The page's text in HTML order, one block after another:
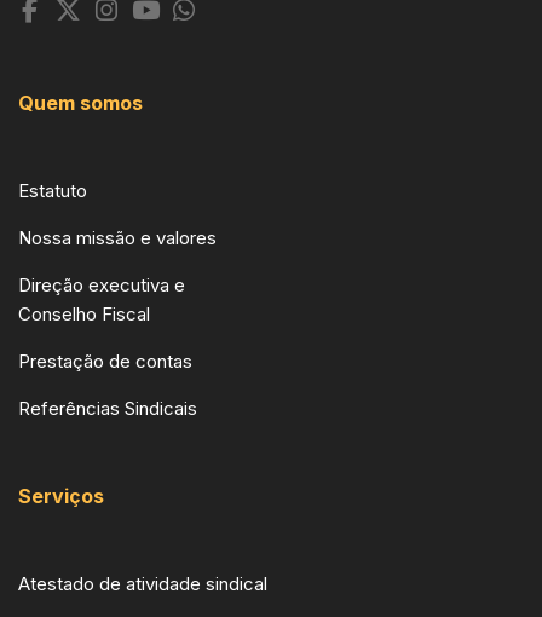
Quem somos
Estatuto
Nossa missão e valores
Direção executiva e
Conselho Fiscal
Prestação de contas
Referências Sindicais
Serviços
Atestado de atividade sindical